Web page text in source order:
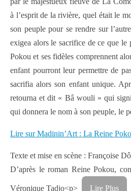
à l’esprit de la rivière, quel était le
son peuple pour se rendre sur
exigea alors le sacrifice de ce que le
Pokou et ses fidèles comprennent
enfant pourront leur permettre de
sacrifia alors son enfant unique.
retourna et dit « Bâ wouli » qui
qui donnera le nom à son peuple, le
Lire sur Madinin’Art : La Reine
Texte et mise en scène : Françoise Dô
D’après le roman Reine Pokou,
Véronique Tadjo<p> Lire Plus